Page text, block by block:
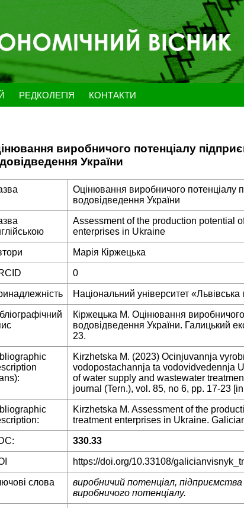
РЕДКОЛЕГІЯ КОНТАКТИ
виробничого потенціалу
України
Оцінювання виробничого потенціалу
водовідведення України
Assessment of the production potential
enterprises in Ukraine
Марія Кіржецька
0
Національний університет «Львівська
Кіржецька М. Оцінювання
водовідведення України. Галицький
23.
Kirzhetska M. (2023) Ocinjuvannja
vodopostachannja ta vodovidvedennja
of water supply and wastewater
journal (Tern.), vol. 85, no 6, pp. 17-23
Kirzhetska M. Assessment of the
treatment enterprises in Ukraine.
330.33
https://doi.org/10.33108/
слова
виробничий потенціал,
виробничого потенціалу.